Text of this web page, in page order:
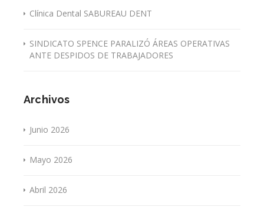
Clínica Dental SABUREAU DENT
SINDICATO SPENCE PARALIZÓ ÁREAS OPERATIVAS
ANTE DESPIDOS DE TRABAJADORES
Archivos
Junio 2026
Mayo 2026
Abril 2026